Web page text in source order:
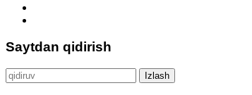
Saytdan qidirish
Qidirshish: